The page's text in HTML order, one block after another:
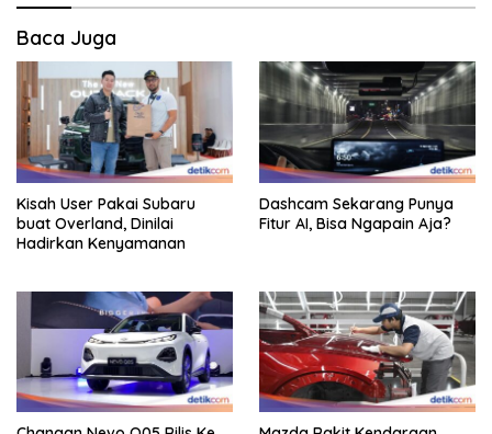
Baca Juga
Kisah User Pakai Subaru
buat Overland, Dinilai
Hadirkan Kenyamanan
Dashcam Sekarang Punya
Fitur AI, Bisa Ngapain Aja?